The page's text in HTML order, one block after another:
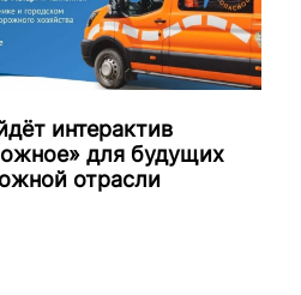
интерактив
для будущих
отрасли